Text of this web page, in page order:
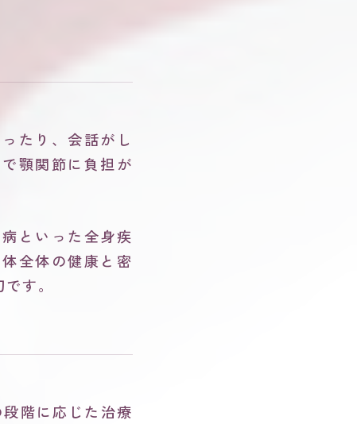
たり、会話がし
顎関節に負担が
といった全身疾
全体の健康と密
す。
階に応じた治療